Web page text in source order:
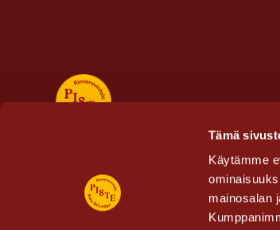
Tämä
Käytämme
mainosalan